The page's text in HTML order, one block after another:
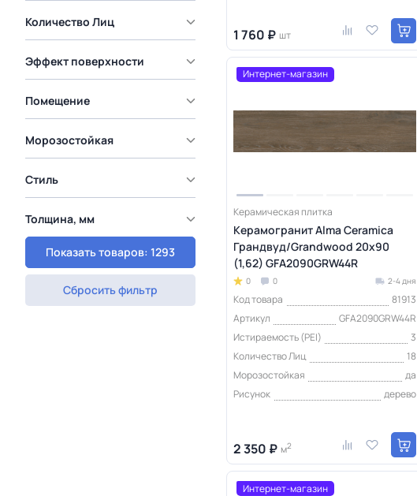
Количество Лиц
Эффект поверхности
Помещение
Морозостойкая
Стиль
Толщина, мм
Показать товаров: 1293
Сбросить фильтр
1 760 ₽ шт
Интернет-магазин
Керамическая плитка
Керамогранит Alma Ceramica
Грандвуд/Grandwood 20х90
(1,62) GFA2090GRW44R
0 0 2-4 дня
Код товара
81913
Артикул
GFA2090GRW44R
Истираемость (PEI)
3
Количество Лиц
18
Морозостойкая
да
Рисунок
дерево
2 350 ₽ м2
Интернет-магазин